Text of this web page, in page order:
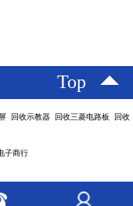
Top
回收示教器 回收三菱电路板 回收
子商行